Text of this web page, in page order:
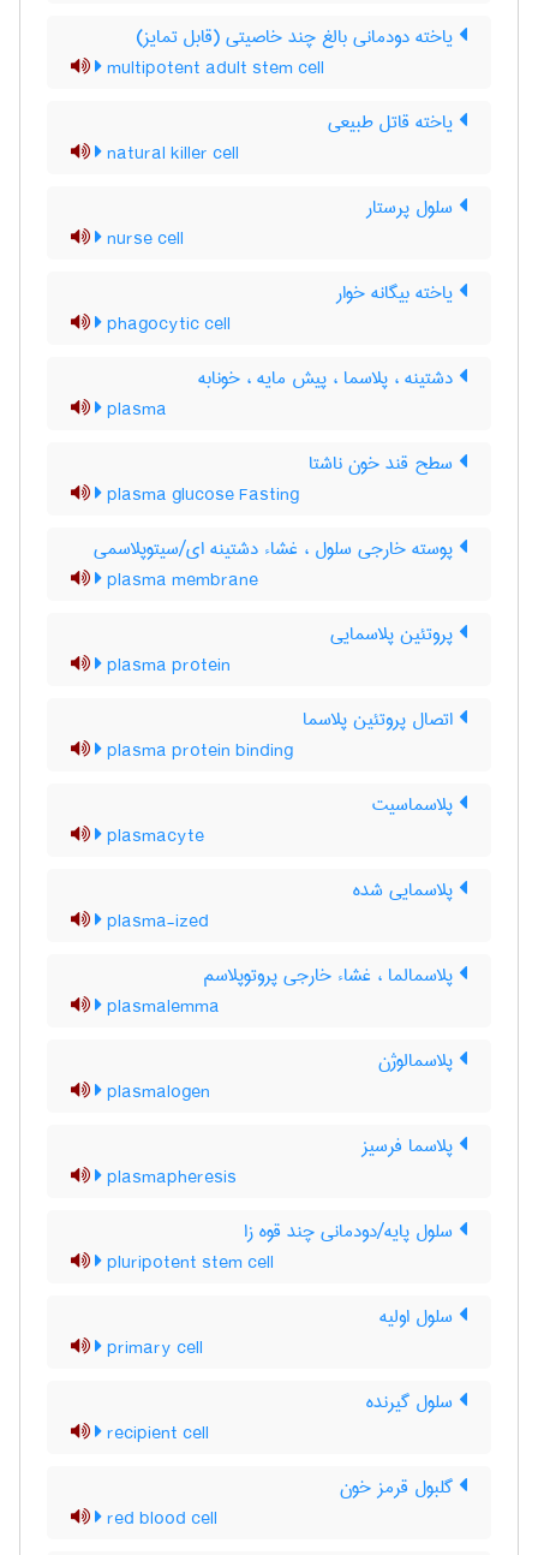
یاخته دودمانی بالغ چند خاصیتی (قابل تمایز)
multipotent adult stem cell
یاخته قاتل طبیعی
natural killer cell
سلول پرستار
nurse cell
یاخته بیگانه خوار
phagocytic cell
دشتینه ، پلاسما ، پیش مایه ، خونابه
plasma
سطح قند خون ناشتا
plasma glucose Fasting
پوسته خارجی سلول ، غشاء دشتینه ای/سیتوپلاسمی
plasma membrane
پروتئین پلاسمایی
plasma protein
اتصال پروتئین پلاسما
plasma protein binding
پلاسماسیت
plasmacyte
پلاسمایی شده
plasma-ized
پلاسمالما ، غشاء خارجی پروتوپلاسم
plasmalemma
پلاسمالوژن
plasmalogen
پلاسما فرسیز
plasmapheresis
سلول پایه/دودمانی چند قوه زا
pluripotent stem cell
سلول اولیه
primary cell
سلول گیرنده
recipient cell
گلبول قرمز خون
red blood cell